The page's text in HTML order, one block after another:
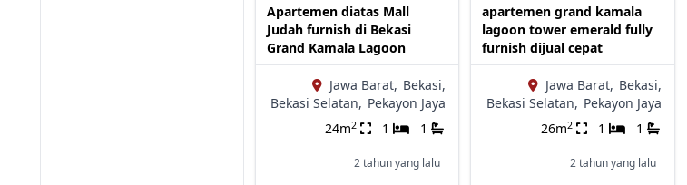
Apartemen diatas Mall
Judah furnish di Bekasi
Grand Kamala Lagoon
Jawa Barat, Bekasi,
Bekasi Selatan, Pekayon Jaya
24m2 1 1
2 tahun yang lalu
apartemen grand kamala
lagoon tower emerald fully
furnish dijual cepat
Jawa Barat, Bekasi,
Bekasi Selatan, Pekayon Jaya
26m2 1 1
2 tahun yang lalu